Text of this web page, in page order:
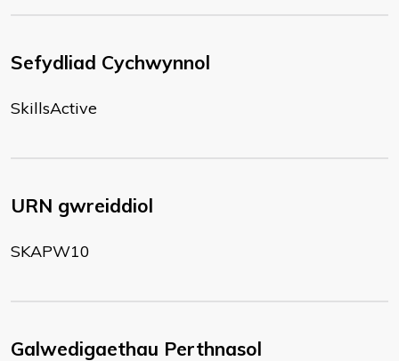
Sefydliad Cychwynnol
SkillsActive
URN gwreiddiol
SKAPW10
Galwedigaethau Perthnasol